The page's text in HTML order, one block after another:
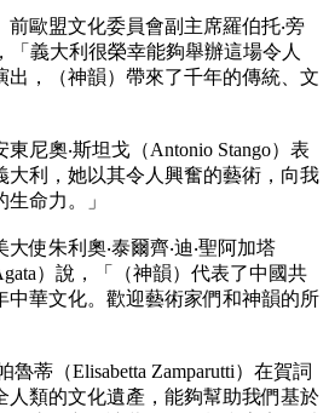
歐盟文化委員會副主席羅伯托‧旁
「義大利很榮幸能夠舉辦這場令人
出，（神韻）帶來了千年的傳統、文
尼奧‧斯坦戈（Antonio Stango）表
大利，她以其令人興奮的藝術，向我
命力。」
使朱利奧‧泰爾齊‧迪‧聖阿加塔
）說，「（神韻）代表了中國共
中華文化。歡迎藝術家們和神韻的所
魯蒂（Elisabetta Zamparutti）在賀詞
人類的文化遺產，能夠幫助我們基於